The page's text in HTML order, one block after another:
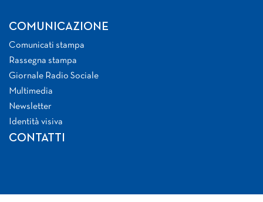
COMUNICAZIONE
Comunicati stampa
Rassegna stampa
Giornale Radio Sociale
Multimedia
Newsletter
Identità visiva
CONTATTI